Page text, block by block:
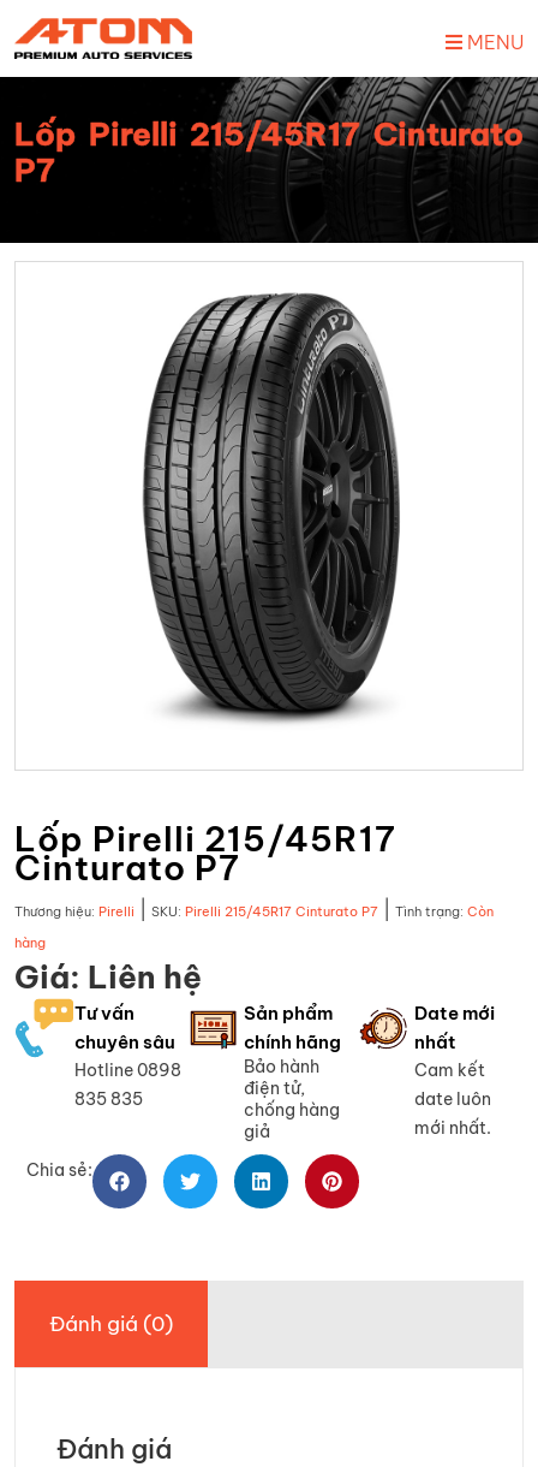
MENU
Lốp Pirelli 215/45R17 Cinturato
P7
Lốp Pirelli 215/45R17
Cinturato P7
Thương hiệu: Pirelli SKU: Pirelli 215/45R17 Cinturato P7 Tình trạng: Còn
hàng
Giá: Liên hệ
Tư vấn
chuyên sâu
Hotline 0898
835 835
Sản phẩm
chính hãng
Bảo hành
điện tử,
chống hàng
giả
Date mới
nhất
Cam kết
date luôn
mới nhất.
Chia sẻ:
Đánh giá (0)
Đánh giá